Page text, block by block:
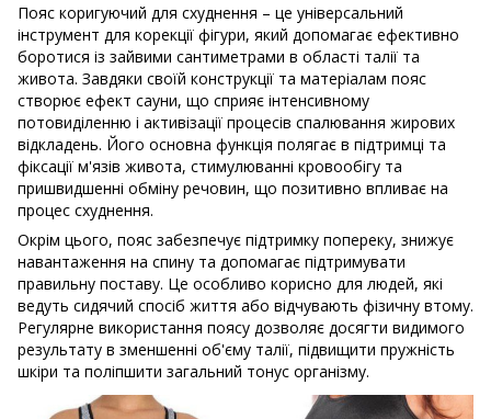
Пояс коригуючий для схуднення – це універсальний
інструмент для корекції фігури, який допомагає ефективно
боротися із зайвими сантиметрами в області талії та
живота. Завдяки своїй конструкції та матеріалам пояс
створює ефект сауни, що сприяє інтенсивному
потовиділенню і активізації процесів спалювання жирових
відкладень. Його основна функція полягає в підтримці та
фіксації м'язів живота, стимулюванні кровообігу та
пришвидшенні обміну речовин, що позитивно впливає на
процес схуднення.
Окрім цього, пояс забезпечує підтримку попереку, знижує
навантаження на спину та допомагає підтримувати
правильну поставу. Це особливо корисно для людей, які
ведуть сидячий спосіб життя або відчувають фізичну втому.
Регулярне використання поясу дозволяє досягти видимого
результату в зменшенні об'єму талії, підвищити пружність
шкіри та поліпшити загальний тонус організму.